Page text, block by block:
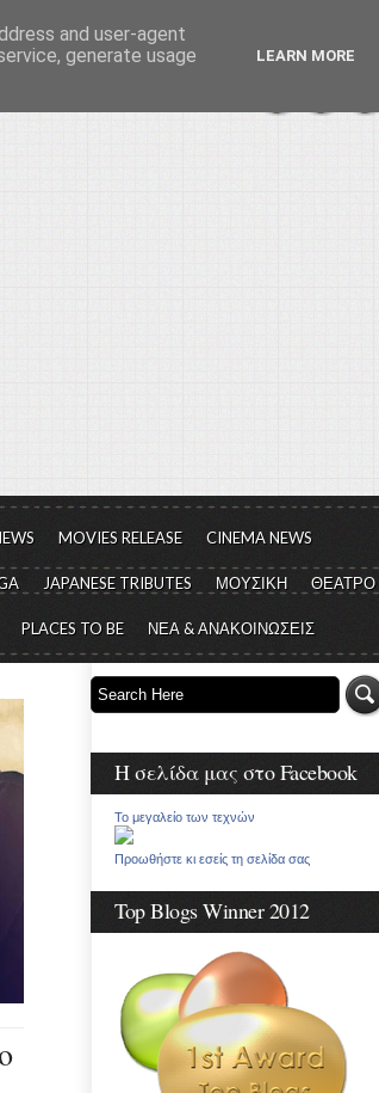
MOVIES RELEASE CINEMA NEWS
JAPANESE TRIBUTES ΜΟΥΣΙΚΗ ΘΕΑΤΡΟ
PLACES TO BE ΝΕΑ & ΑΝΑΚΟΙΝΩΣΕΙΣ
Η σελίδα μας στο Facebook
Το μεγαλείο των τεχνών
Προωθήστε κι εσείς τη σελίδα σας
Top Blogs Winner 2012
and user-agent
generate usage
LEARN MORE